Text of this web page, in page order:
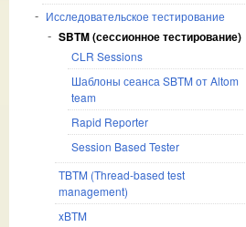
Исследовательское тестирование
SBTM (сессионное тестирование)
CLR Sessions
Шаблоны сеанса SBTM от Altom
team
Rapid Reporter
Session Based Tester
TBTM (Thread-based test
management)
xBTM